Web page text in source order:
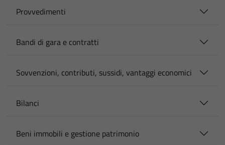
Provvedimenti
Bandi di gara e contratti
Sovvenzioni, contributi, sussidi, vantaggi economici
Bilanci
Beni immobili e gestione patrimonio